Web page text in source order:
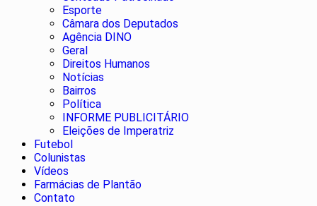
Esporte
Câmara dos Deputados
Agência DINO
Geral
Direitos Humanos
Notícias
Bairros
Política
INFORME PUBLICITÁRIO
Eleições de Imperatriz
Futebol
Colunistas
Vídeos
Farmácias de Plantão
Contato